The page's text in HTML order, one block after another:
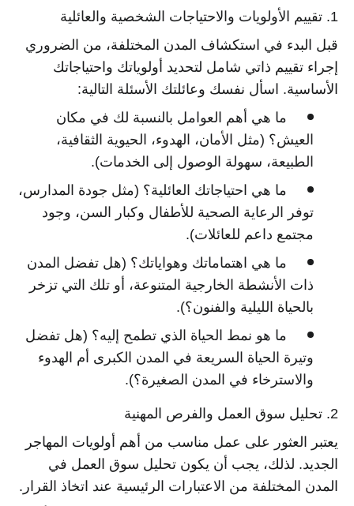
1. تقييم الأولويات والاحتياجات الشخصية والعائلية
قبل البدء في استكشاف المدن المختلفة، من الضروري
إجراء تقييم ذاتي شامل لتحديد أولوياتك واحتياجاتك
الأساسية. اسأل نفسك وعائلتك الأسئلة التالية:
ما هي أهم العوامل بالنسبة لك في مكان
العيش؟ (مثل الأمان، الهدوء، الحيوية الثقافية،
الطبيعة، سهولة الوصول إلى الخدمات).
ما هي احتياجاتك العائلية؟ (مثل جودة المدارس،
توفر الرعاية الصحية للأطفال وكبار السن، وجود
مجتمع داعم للعائلات).
ما هي اهتماماتك وهواياتك؟ (هل تفضل المدن
ذات الأنشطة الخارجية المتنوعة، أو تلك التي تزخر
بالحياة الليلية والفنون؟).
ما هو نمط الحياة الذي تطمح إليه؟ (هل تفضل
وتيرة الحياة السريعة في المدن الكبرى أم الهدوء
والاسترخاء في المدن الصغيرة؟).
2. تحليل سوق العمل والفرص المهنية
يعتبر العثور على عمل مناسب من أهم أولويات المهاجر
الجديد. لذلك، يجب أن يكون تحليل سوق العمل في
المدن المختلفة من الاعتبارات الرئيسية عند اتخاذ القرار.